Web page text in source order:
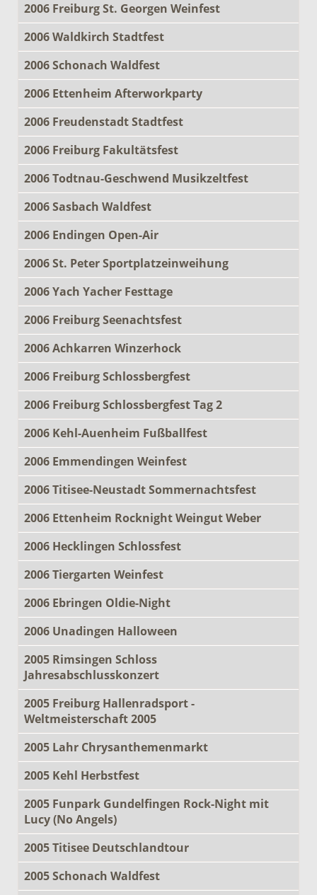
2006 Freiburg St. Georgen Weinfest
2006 Waldkirch Stadtfest
2006 Schonach Waldfest
2006 Ettenheim Afterworkparty
2006 Freudenstadt Stadtfest
2006 Freiburg Fakultätsfest
2006 Todtnau-Geschwend Musikzeltfest
2006 Sasbach Waldfest
2006 Endingen Open-Air
2006 St. Peter Sportplatzeinweihung
2006 Yach Yacher Festtage
2006 Freiburg Seenachtsfest
2006 Achkarren Winzerhock
2006 Freiburg Schlossbergfest
2006 Freiburg Schlossbergfest Tag 2
2006 Kehl-Auenheim Fußballfest
2006 Emmendingen Weinfest
2006 Titisee-Neustadt Sommernachtsfest
2006 Ettenheim Rocknight Weingut Weber
2006 Hecklingen Schlossfest
2006 Tiergarten Weinfest
2006 Ebringen Oldie-Night
2006 Unadingen Halloween
2005 Rimsingen Schloss
Jahresabschlusskonzert
2005 Freiburg Hallenradsport -
Weltmeisterschaft 2005
2005 Lahr Chrysanthemenmarkt
2005 Kehl Herbstfest
2005 Funpark Gundelfingen Rock-Night mit
Lucy (No Angels)
2005 Titisee Deutschlandtour
2005 Schonach Waldfest